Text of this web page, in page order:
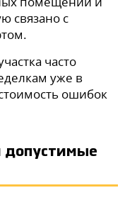
связано с
часто
уже в
ошибок
допустимые